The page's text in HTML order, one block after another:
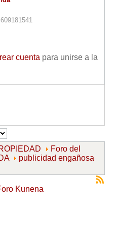
cuenta para unirse a la
Foro del
publicidad engañosa
Kunena